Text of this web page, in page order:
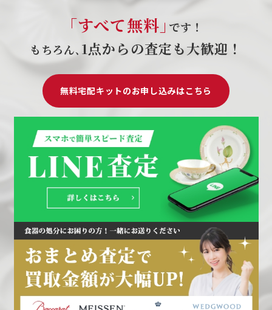
｢すべて無料｣ です！
もちろん､ 1点からの査定も大歓迎！
無料宅配キットのお申し込みはこちら